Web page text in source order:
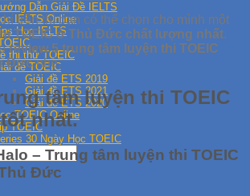
Dẫn Giải Đề IELTS
IELTS Online
Học IELTS
thi thử TOEIC
đề TOEIC
Giải đề ETS 2019
Giải đề ETS 2021
Giải đề ETS 2020
TOEIC Online
TOEIC
30 Ngày Học TOEIC
trên thì bạn có thể chọn cho mình một
TOEIC ở Thủ Đức chất lượng nhất.
review 5 trung tâm luyện thi TOEIC
Đứcnhé.
tâm luyện thi TOEIC
nhất.
– Trung tâm luyện thi TOEIC
Đức